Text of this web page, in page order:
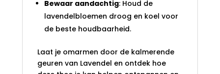
Bewaar aandachtig: Houd de
lavendelbloemen droog en koel voor
de beste houdbaarheid.
Laat je omarmen door de kalmerende
geuren van Lavendel en ontdek hoe